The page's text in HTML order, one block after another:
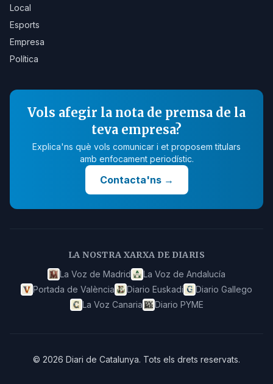
Local
Esports
Empresa
Política
Vols afegir la nota de premsa de la
teva empresa?
Explica'ns què vols comunicar i et proposem titulars
amb enfocament periodístic.
Contacta'ns→
LA NOSTRA XARXA DE DIARIS
La Voz de Madrid
La Voz de Andalucía
Portada de València
Diario Euskadi
Diario Gallego
La Voz Canaria
Diario PYME
© 2026 Diari de Catalunya. Tots els drets reservats.